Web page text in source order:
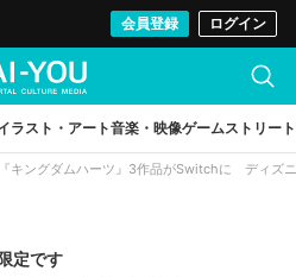
会員登録 ログイン
ラスト・アート音楽・映像ゲームストリート
『キングダムハーツ』3作品がSwitchに ディズ
定です